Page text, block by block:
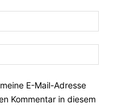
E-Mail-Adresse
Kommentar in diesem